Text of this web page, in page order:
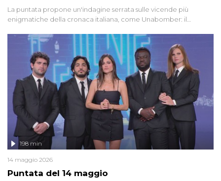
La puntata propone un'indagine serrata sulle vicende più
enigmatiche della cronaca italiana, come Unabomber: il
'90 e il 2000 che, inquietantemente, potrebbe essere ancora in
libertà. Lo speciale affronta inoltre le zone d'ombra sul Mostro di
Firenze, le cui responsabilità appaiono ancora oggi avvolte in un
groviglio di dubbi mai chiariti. Nel corso dello speciale anche
l'intervista inedita a Olindo Romano, realizzata ne...
Puntata del 14 maggio
198 min
14 maggio 2026